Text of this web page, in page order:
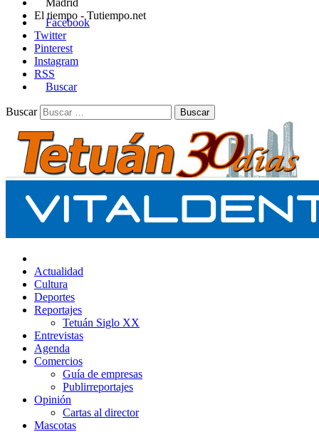
Madrid
El tiempo - Tutiempo.net
Facebook
Twitter
Pinterest
Instagram
RSS
Buscar
Buscar
Actualidad
Cultura
Deportes
Reportajes
Tetuán Siglo XX
Entrevistas
Agenda
Comercios
Guía de empresas
Publirreportajes
Opinión
Cartas al director
Mascotas